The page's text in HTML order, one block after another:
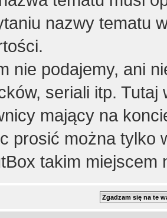
nazwy tematu
nie podajemy, ani
seriali itp. Tutaj
mający na
prosić można tylko
takim miejscem